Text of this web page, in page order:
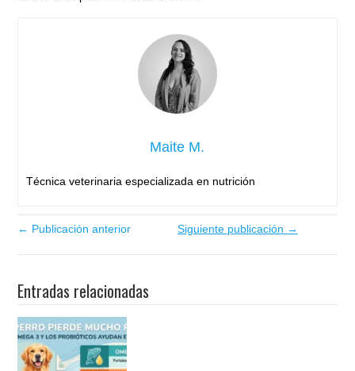
Maite M.
Técnica veterinaria especializada en nutrición
← Publicación anterior Siguiente publicación →
Entradas relacionadas